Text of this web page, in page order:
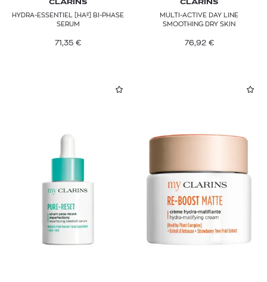
CLARINS
HYDRA-ESSENTIEL [HA²] BI-PHASE
SERUM
71,35 €
CLARINS
MULTI-ACTIVE DAY LINE
SMOOTHING DRY SKIN
76,92 €